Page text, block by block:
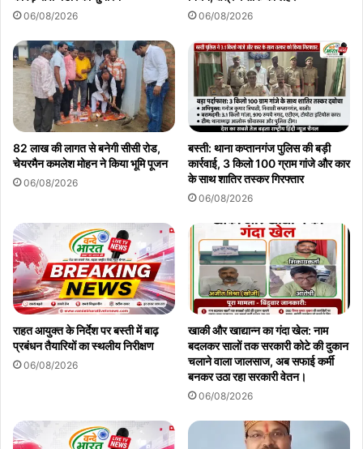
06/08/2026 06/08/2026
82 लाख की लागत से बनेगी सीसी रोड,
चेयरमैन कमलेश मोहन ने किया भूमि पूजन
06/08/2026
बस्ती: थाना कप्तानगंज पुलिस की बड़ी
कार्रवाई, 3 किलो 100 ग्राम गांजे और कार
के साथ शातिर तस्कर गिरफ्तार
06/08/2026
राहत आयुक्त के निर्देश पर बस्ती में बाढ़
प्रबंधन तैयारियों का स्थलीय निरीक्षण
06/08/2026
खाकी और खाद्यान्न का गंदा खेल: नाम
बदलकर सालों तक सरकारी कोटे की दुकान
चलाने वाला जालसाज, अब सफाई कर्मी
बनकर उठा रहा सरकारी वेतन।
06/08/2026